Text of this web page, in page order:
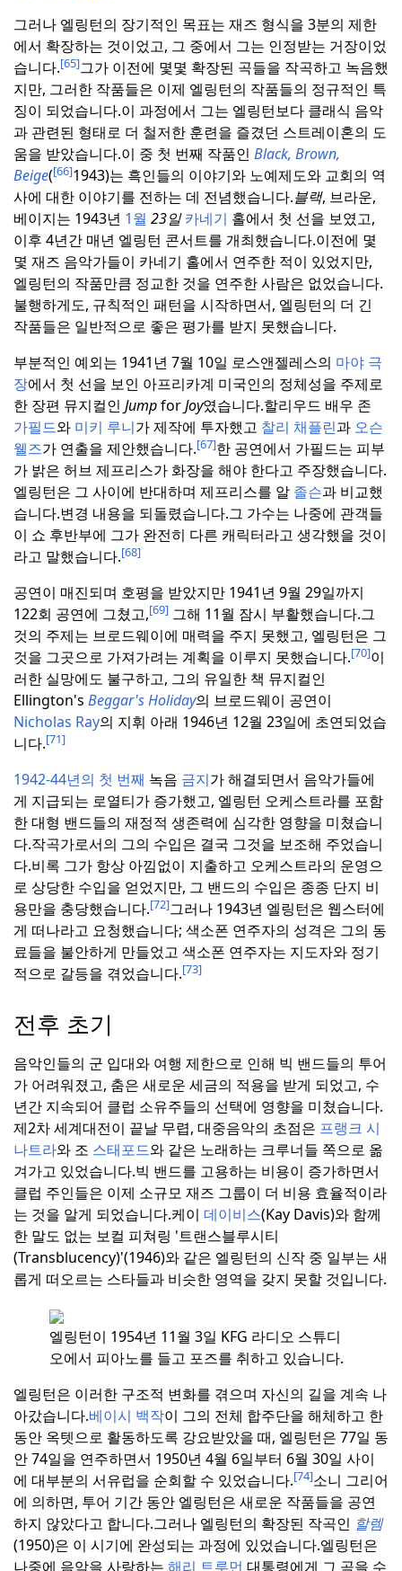
그러나 엘링턴의 장기적인 목표는 재즈 형식을 3분의 제한
에서 확장하는 것이었고, 그 중에서 그는 인정받는 거장이었
습니다.[65]그가 이전에 몇몇 확장된 곡들을 작곡하고 녹음했
지만, 그러한 작품들은 이제 엘링턴의 작품들의 정규적인 특
징이 되었습니다.이 과정에서 그는 엘링턴보다 클래식 음악
과 관련된 형태로 더 철저한 훈련을 즐겼던 스트레이혼의 도
움을 받았습니다.이 중 첫 번째 작품인 Black, Brown,
Beige([66]1943)는 흑인들의 이야기와 노예제도와 교회의 역
사에 대한 이야기를 전하는 데 전념했습니다.블랙, 브라운,
베이지는 1943년 1월 23일 카네기 홀에서 첫 선을 보였고,
이후 4년간 매년 엘링턴 콘서트를 개최했습니다.이전에 몇
몇 재즈 음악가들이 카네기 홀에서 연주한 적이 있었지만,
엘링턴의 작품만큼 정교한 것을 연주한 사람은 없었습니다.
불행하게도, 규칙적인 패턴을 시작하면서, 엘링턴의 더 긴
작품들은 일반적으로 좋은 평가를 받지 못했습니다.
부분적인 예외는 1941년 7월 10일 로스앤젤레스의 마야 극
장에서 첫 선을 보인 아프리카계 미국인의 정체성을 주제로
한 장편 뮤지컬인 JumpforJoy였습니다.할리우드 배우 존
가필드와 미키 루니가 제작에 투자했고 찰리 채플린과 오슨
웰즈가 연출을 제안했습니다.[67]한 공연에서 가필드는 피부
가 밝은 허브 제프리스가 화장을 해야 한다고 주장했습니다.
엘링턴은 그 사이에 반대하며 제프리스를 알 졸슨과 비교했
습니다.변경 내용을 되돌렸습니다.그 가수는 나중에 관객들
이 쇼 후반부에 그가 완전히 다른 캐릭터라고 생각했을 것이
라고 말했습니다.[68]
공연이 매진되며 호평을 받았지만 1941년 9월 29일까지
122회 공연에 그쳤고,[69] 그해 11월 잠시 부활했습니다.그
것의 주제는 브로드웨이에 매력을 주지 못했고, 엘링턴은 그
것을 그곳으로 가져가려는 계획을 이루지 못했습니다.[70]이
러한 실망에도 불구하고, 그의 유일한 책 뮤지컬인
Ellington's Beggar's Holiday의 브로드웨이 공연이
Nicholas Ray의 지휘 아래 1946년 12월 23일에 초연되었습
니다.[71]
1942-44년의 첫 번째 녹음 금지가 해결되면서 음악가들에
게 지급되는 로열티가 증가했고, 엘링턴 오케스트라를 포함
한 대형 밴드들의 재정적 생존력에 심각한 영향을 미쳤습니
다.작곡가로서의 그의 수입은 결국 그것을 보조해 주었습니
다.비록 그가 항상 아낌없이 지출하고 오케스트라의 운영으
로 상당한 수입을 얻었지만, 그 밴드의 수입은 종종 단지 비
용만을 충당했습니다.[72]그러나 1943년 엘링턴은 웹스터에
게 떠나라고 요청했습니다; 색소폰 연주자의 성격은 그의 동
료들을 불안하게 만들었고 색소폰 연주자는 지도자와 정기
적으로 갈등을 겪었습니다.[73]
전후 초기
음악인들의 군 입대와 여행 제한으로 인해 빅 밴드들의 투어
가 어려워졌고, 춤은 새로운 세금의 적용을 받게 되었고, 수
년간 지속되어 클럽 소유주들의 선택에 영향을 미쳤습니다.
제2차 세계대전이 끝날 무렵, 대중음악의 초점은 프랭크 시
나트라와 조 스태포드와 같은 노래하는 크루너들 쪽으로 옮
겨가고 있었습니다.빅 밴드를 고용하는 비용이 증가하면서
클럽 주인들은 이제 소규모 재즈 그룹이 더 비용 효율적이라
는 것을 알게 되었습니다.케이 데이비스(Kay Davis)와 함께
한 말도 없는 보컬 피쳐링 '트랜스블루시티
(Transblucency)'(1946)와 같은 엘링턴의 신작 중 일부는 새
롭게 떠오르는 스타들과 비슷한 영역을 갖지 못할 것입니다.
엘링턴이 1954년 11월 3일 KFG 라디오 스튜디
오에서 피아노를 들고 포즈를 취하고 있습니다.
엘링턴은 이러한 구조적 변화를 겪으며 자신의 길을 계속 나
아갔습니다.베이시 백작이 그의 전체 합주단을 해체하고 한
동안 옥텟으로 활동하도록 강요받았을 때, 엘링턴은 77일 동
안 74일을 연주하면서 1950년 4월 6일부터 6월 30일 사이
에 대부분의 서유럽을 순회할 수 있었습니다.[74]소니 그리어
에 의하면, 투어 기간 동안 엘링턴은 새로운 작품들을 공연
하지 않았다고 합니다.그러나 엘링턴의 확장된 작곡인 할렘
(1950)은 이 시기에 완성되는 과정에 있었습니다.엘링턴은
나중에 음악을 사랑하는 해리 트루먼 대통령에게 그 곡을 수